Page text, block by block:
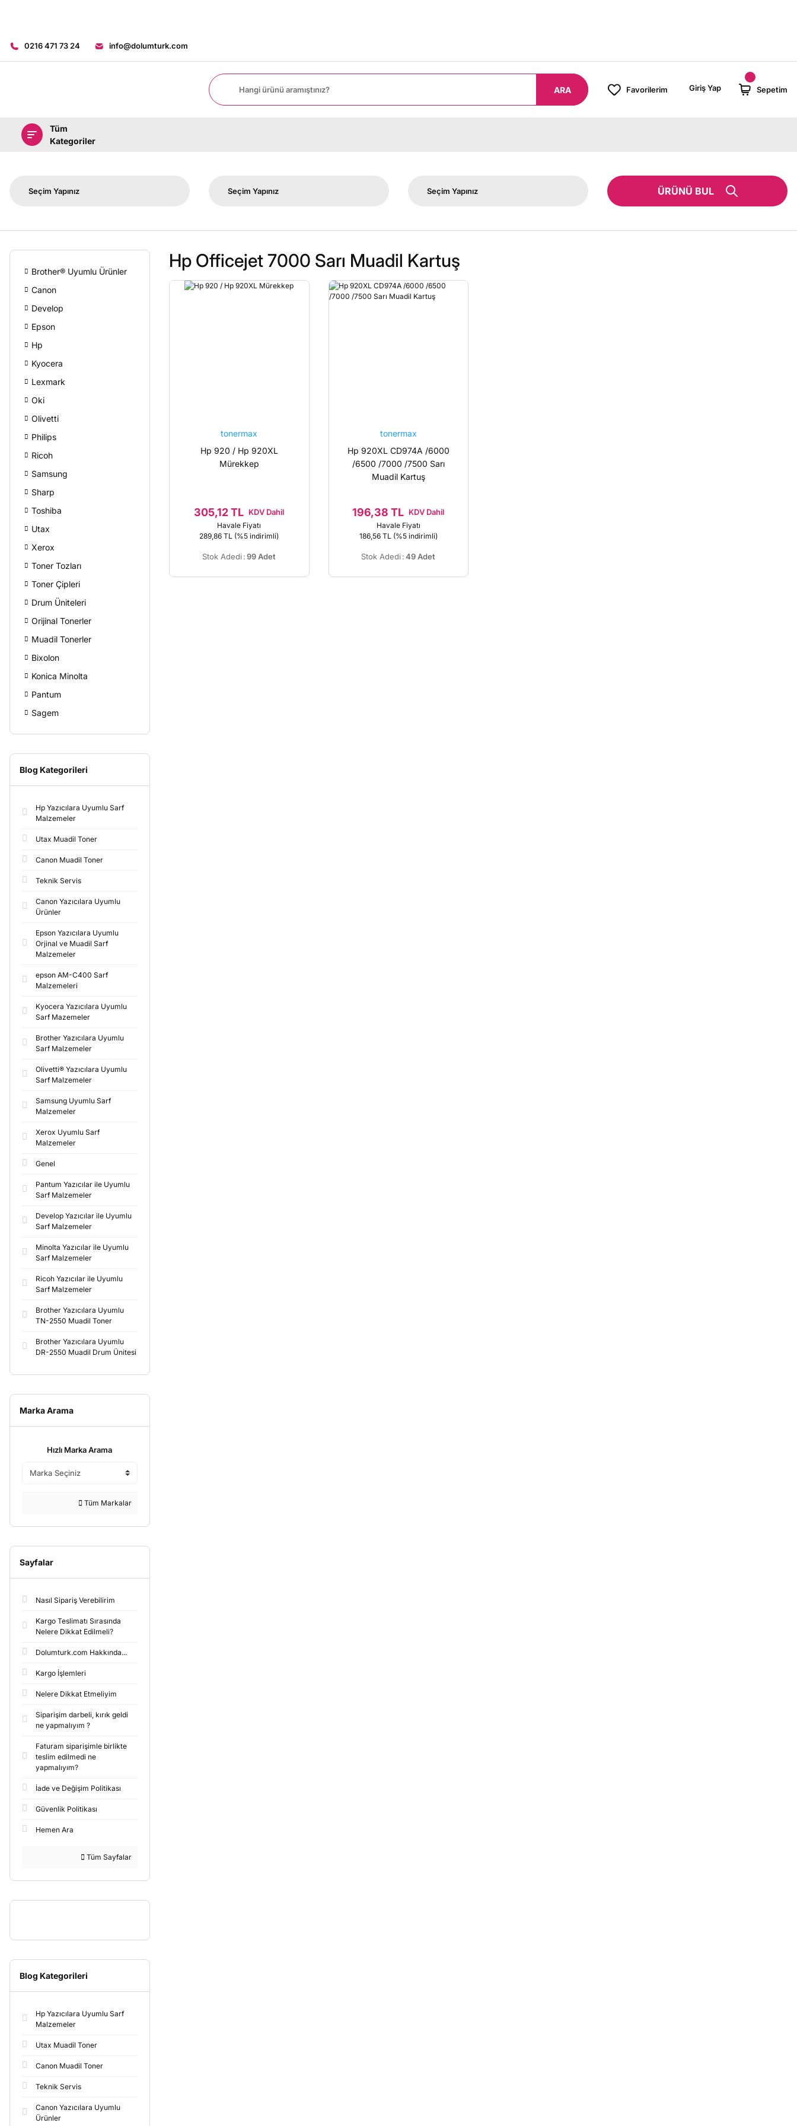
0216 471 73 24 info@dolumturk.com
ARA Favorilerim Giriş Yap Sepetim
Tüm
Kategoriler
ÜRÜNÜ BUL
Brother® Uyumlu Ürünler
Canon
Develop
Epson
Hp
Kyocera
Lexmark
Oki
Olivetti
Philips
Ricoh
Samsung
Sharp
Toshiba
Utax
Xerox
Toner Tozları
Toner Çipleri
Drum Üniteleri
Orijinal Tonerler
Muadil Tonerler
Bixolon
Konica Minolta
Pantum
Sagem
Blog Kategorileri
Hp Yazıcılara Uyumlu Sarf
Malzemeler
Utax Muadil Toner
Canon Muadil Toner
Teknik Servis
Canon Yazıcılara Uyumlu
Ürünler
Epson Yazıcılara Uyumlu
Orjinal ve Muadil Sarf
Malzemeler
epson AM-C400 Sarf
Malzemeleri
Kyocera Yazıcılara Uyumlu
Sarf Mazemeler
Brother Yazıcılara Uyumlu
Sarf Malzemeler
Olivetti® Yazıcılara Uyumlu
Sarf Malzemeler
Samsung Uyumlu Sarf
Malzemeler
Xerox Uyumlu Sarf
Malzemeler
Genel
Pantum Yazıcılar ile Uyumlu
Sarf Malzemeler
Develop Yazıcılar ile Uyumlu
Sarf Malzemeler
Minolta Yazıcılar ile Uyumlu
Sarf Malzemeler
Ricoh Yazıcılar ile Uyumlu
Sarf Malzemeler
Brother Yazıcılara Uyumlu
TN-2550 Muadil Toner
Brother Yazıcılara Uyumlu
DR-2550 Muadil Drum Ünitesi
Marka Arama
Hızlı Marka Arama
Tüm Markalar
Sayfalar
Nasıl Sipariş Verebilirim
Kargo Teslimatı Sırasında
Nelere Dikkat Edilmeli?
Dolumturk.com Hakkında...
Kargo İşlemleri
Nelere Dikkat Etmeliyim
Siparişim darbeli, kırık geldi
ne yapmalıyım ?
Faturam siparişimle birlikte
teslim edilmedi ne
yapmalıyım?
İade ve Değişim Politikası
Güvenlik Politikası
Hemen Ara
Tüm Sayfalar
Blog Kategorileri
Hp Yazıcılara Uyumlu Sarf
Malzemeler
Utax Muadil Toner
Canon Muadil Toner
Teknik Servis
Canon Yazıcılara Uyumlu
Ürünler
Hp Officejet 7000 Sarı Muadil Kartuş
tonermax
Hp 920 / Hp 920XL
Mürekkep
305,12 TL KDV Dahil
Havale Fiyatı
289,86 TL (%5 indirimli)
Stok Adedi :99 Adet
tonermax
Hp 920XL CD974A /6000
/6500 /7000 /7500 Sarı
Muadil Kartuş
196,38 TL KDV Dahil
Havale Fiyatı
186,56 TL (%5 indirimli)
Stok Adedi : 49 Adet